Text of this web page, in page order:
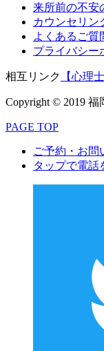
来所前の不安
カウンセリン
よくあるご質
プライバシー
相互リンク 【心理
Copyright © 2019
PAGE TOP
ご予約・お問
タップで電話